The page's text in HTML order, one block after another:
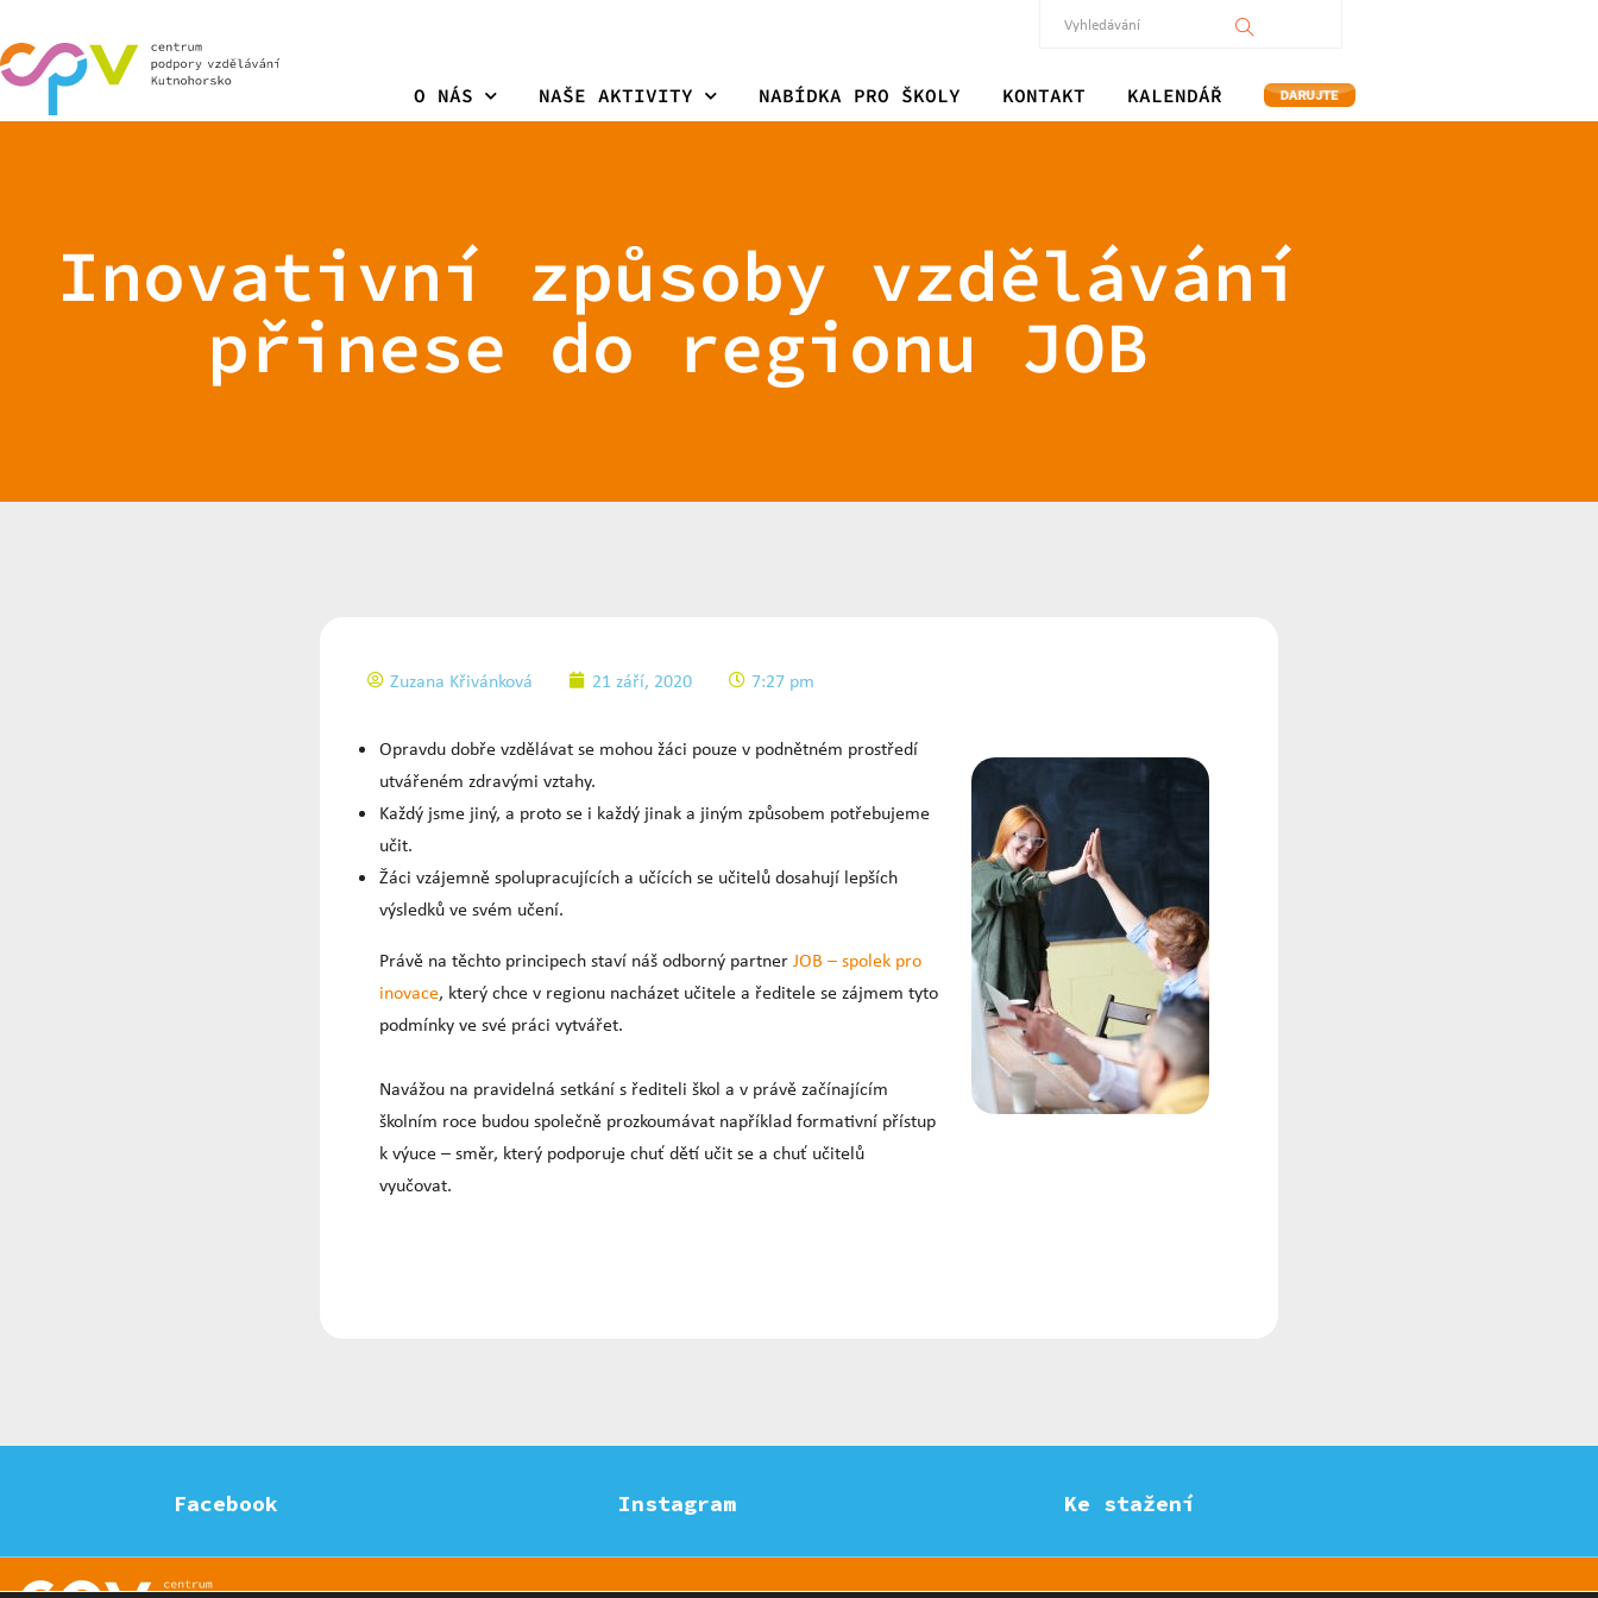
O NÁS NAŠE AKTIVITY NABÍDKA PRO ŠKOLY KONTAKT KALENDÁŘ
Inovativní způsoby vzdělávání
přinese do regionu JOB
Zuzana Křivánková 21 září, 2020 7:27 pm
Opravdu dobře vzdělávat se mohou žáci pouze v podnětném prostředí
utvářeném zdravými vztahy.
Každý jsme jiný, a proto se i každý jinak a jiným způsobem potřebujeme
učit.
Žáci vzájemně spolupracujících a učících se učitelů dosahují lepších
výsledků ve svém učení.
Právě na těchto principech staví náš odborný partnerJOB – spolek pro
inovace, který chce v regionu nacházet učitele a ředitele se zájmem tyto
podmínky ve své práci vytvářet.
Navážou na pravidelná setkání s řediteli škol a v právě začínajícím
školním roce budou společně prozkoumávat například formativní přístup
k výuce – směr, který podporuje chuť dětí učit se a chuť učitelů
vyučovat.
Facebook Instagram Ke stažení